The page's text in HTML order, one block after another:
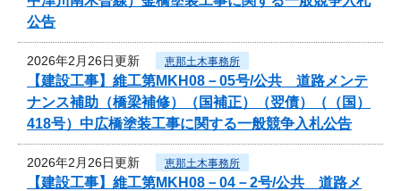
公告
2026年2月26日更新 恵那土木事務所
【建設工事】維工第MKH08－05号/公共 道路メンテ
ナンス補助（橋梁補修）（国補正）（翌債）（（国）
418号）中広橋塗装工事に関する一般競争入札公告
2026年2月26日更新 恵那土木事務所
【建設工事】維工第MKH08－04－2号/公共 道路メ